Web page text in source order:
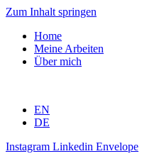
Zum Inhalt springen
Home
Meine Arbeiten
Über mich
EN
DE
Instagram Linkedin Envelope